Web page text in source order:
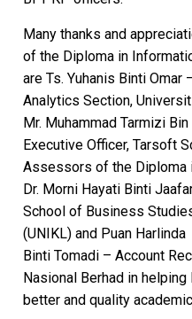
Many thanks and
of the Diploma in
are Ts. Yuhanis Binti
Analytics Section,
Mr. Muhammad Tarmizi
Executive Officer, Tarsoft
Assessors of the Diploma
Dr. Morni Hayati Binti
School of Business
(UNIKL) and Puan Harlinda
Binti Tomadi – Account
Nasional Berhad in
better and quality